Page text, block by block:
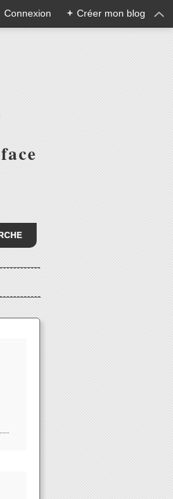
Connexion + Créer mon blog